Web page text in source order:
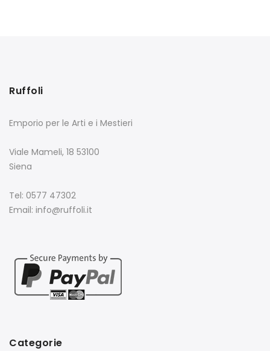
Ruffoli
Emporio per le Arti e i Mestieri
Viale Mameli, 18 53100
Siena
Tel: 0577 47302
Email: info@ruffoli.it
Categorie